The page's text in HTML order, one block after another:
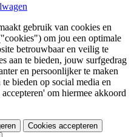
gebruik van cookies en
om jou een optimale
betrouwbaar en veilig te
aan te bieden, jouw surfgedrag
en persoonlijker te maken
bieden op social media en
om hiermee akkoord
Cookies accepteren